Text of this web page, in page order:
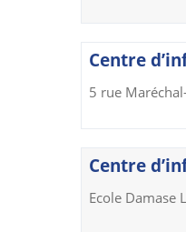
Centre
5 rue
Centre
Ecole Damase